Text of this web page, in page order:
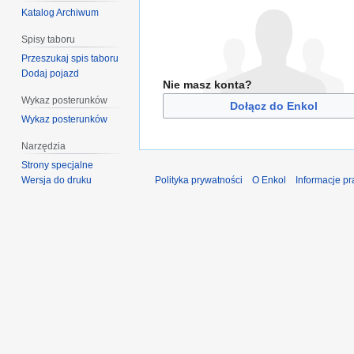
Nie masz konta?
Dołącz do Enkol
Katalog Archiwum
Spisy taboru
Przeszukaj spis taboru
Dodaj pojazd
Wykaz posterunków
Wykaz posterunków
Narzędzia
Strony specjalne
Wersja do druku
Polityka prywatności O Enkol Informacje